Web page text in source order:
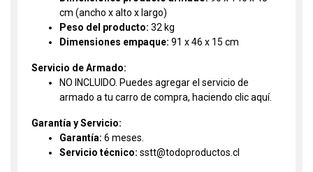
cm (ancho x alto x largo)
Peso del producto: 32 kg
Dimensiones empaque: 91 x 46 x 15 cm
Servicio de Armado:
NO INCLUIDO. Puedes agregar el servicio de
armado a tu carro de compra, haciendo clicaquí.
Garantía y Servicio:
Garantía: 6 meses.
Servicio técnico: sstt@todoproductos.cl